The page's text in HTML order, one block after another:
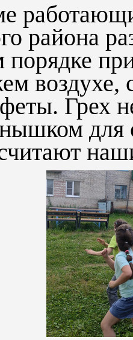
района
порядке
воздухе,
Грех
для